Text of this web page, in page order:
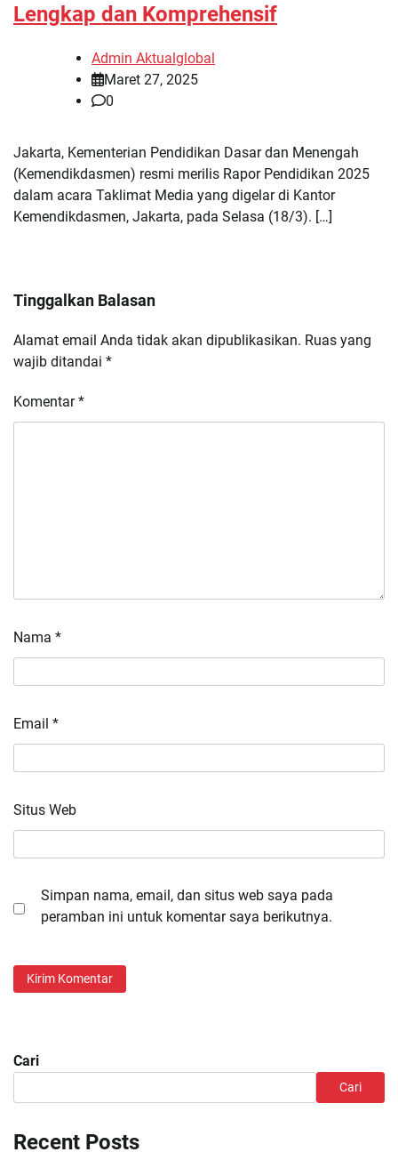
Lengkap dan Komprehensif
Admin Aktualglobal
Maret 27, 2025
0
Jakarta, Kementerian Pendidikan Dasar dan Menengah
(Kemendikdasmen) resmi merilis Rapor Pendidikan 2025
dalam acara Taklimat Media yang digelar di Kantor
Kemendikdasmen, Jakarta, pada Selasa (18/3). […]
Tinggalkan Balasan
Alamat email Anda tidak akan dipublikasikan. Ruas yang
wajib ditandai *
Komentar*
Nama *
Email *
Situs Web
Simpan nama, email, dan situs web saya pada
peramban ini untuk komentar saya berikutnya.
Cari
Cari
Recent Posts